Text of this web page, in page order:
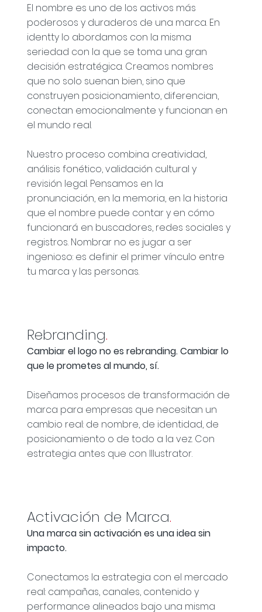
El nombre es uno de los activos más
poderosos y duraderos de una marca. En
identty lo abordamos con la misma
seriedad con la que se toma una gran
decisión estratégica. Creamos nombres
que no solo suenan bien, sino que
construyen posicionamiento, diferencian,
conectan emocionalmente y funcionan en
el mundo real.
Nuestro proceso combina creatividad,
análisis fonético, validación cultural y
revisión legal. Pensamos en la
pronunciación, en la memoria, en la historia
que el nombre puede contar y en cómo
funcionará en buscadores, redes sociales y
registros. Nombrar no es jugar a ser
ingenioso: es definir el primer vínculo entre
tu marca y las personas.
Rebranding.
Cambiar el logo no es rebranding. Cambiar lo
que le prometes al mundo, sí.
Diseñamos procesos de transformación de
marca para empresas que necesitan un
cambio real: de nombre, de identidad, de
posicionamiento o de todo a la vez. Con
estrategia antes que con Illustrator.
Activación de Marca.
Una marca sin activación es una idea sin
impacto.
Conectamos la estrategia con el mercado
real: campañas, canales, contenido y
performance alineados bajo una misma